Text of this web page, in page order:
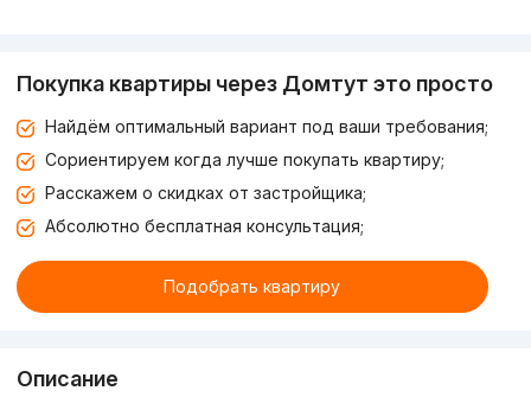
Покупка квартиры через Домтут это просто
Найдём оптимальный вариант под ваши требования;
Сориентируем когда лучше покупать квартиру;
Расскажем о скидках от застройщика;
Абсолютно бесплатная консультация;
Подобрать квартиру
Описание